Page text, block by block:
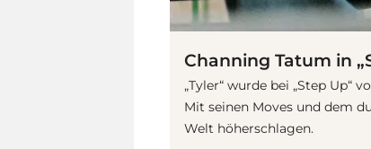
Channing Tatum in
„Tyler“ wurde bei „Step Up“
Mit seinen Moves und dem
Welt höherschlagen.